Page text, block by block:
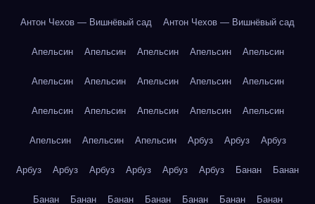
Антон Чехов — Вишнёвый сад Антон Чехов — Вишнёвый сад
Апельсин Апельсин Апельсин Апельсин Апельсин
Апельсин Апельсин Апельсин Апельсин Апельсин
Апельсин Апельсин Апельсин Апельсин Апельсин
Апельсин Апельсин Апельсин Арбуз Арбуз Арбуз
Арбуз Арбуз Арбуз Арбуз Арбуз Арбуз Банан Банан
Банан Банан Банан Банан Банан Банан Банан